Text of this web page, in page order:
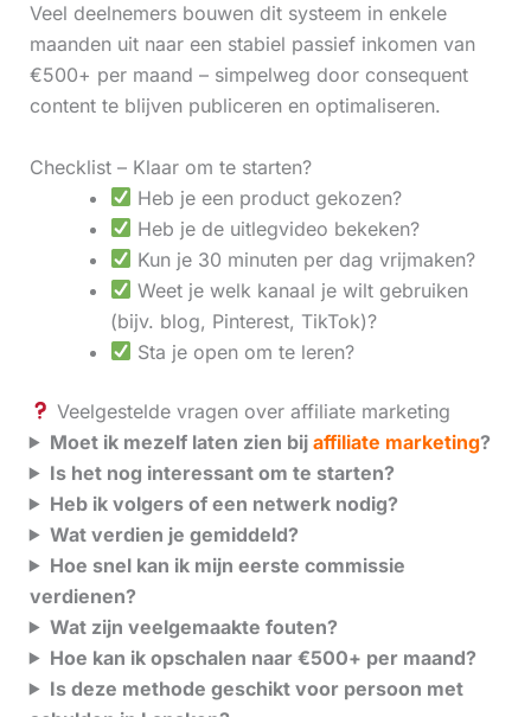
Veel deelnemers bouwen dit systeem in enkele
maanden uit naar een stabiel passief inkomen van
€500+ per maand – simpelweg door consequent
content te blijven publiceren en optimaliseren.
Checklist – Klaar om te starten?
Heb je een product gekozen?
Heb je de uitlegvideo bekeken?
Kun je 30 minuten per dag vrijmaken?
Weet je welk kanaal je wilt gebruiken
(bijv. blog, Pinterest, TikTok)?
Sta je open om te leren?
Veelgestelde vragen over affiliate marketing
Moet ik mezelf laten zien bij affiliate marketing?
Is het nog interessant om te starten?
Heb ik volgers of een netwerk nodig?
Wat verdien je gemiddeld?
Hoe snel kan ik mijn eerste commissie
verdienen?
Wat zijn veelgemaakte fouten?
Hoe kan ik opschalen naar €500+ per maand?
Is deze methode geschikt voor persoon met